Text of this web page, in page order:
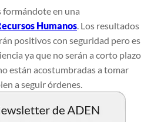
formándote en una
Humanos. Los resultados
positivos con seguridad pero es
ya que no serán a corto plazo
están acostumbradas a tomar
a seguir órdenes.